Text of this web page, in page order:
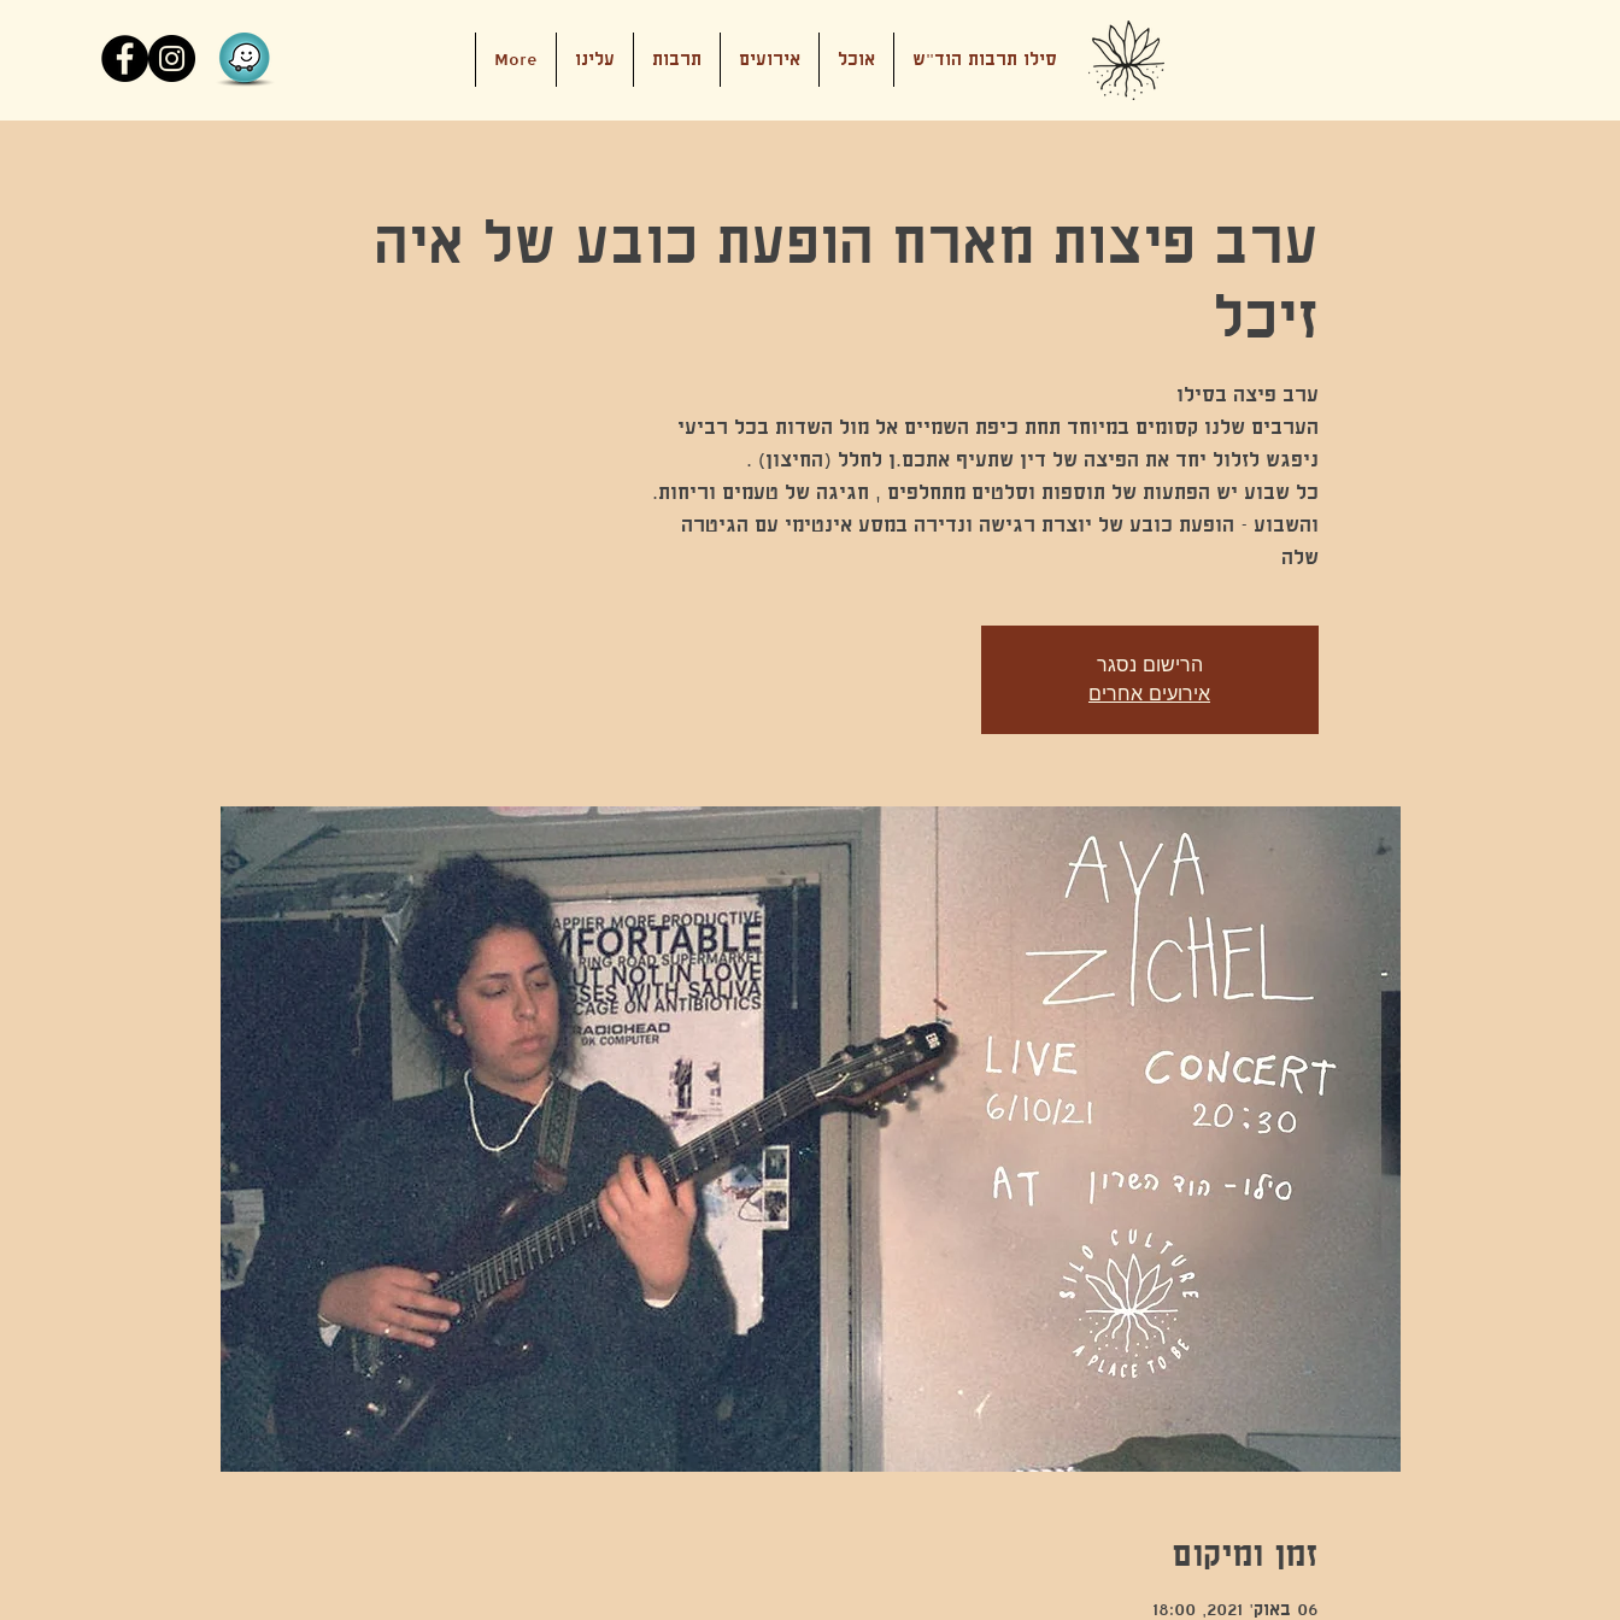
סילו תרבות הוד"ש אוכל אירועים תרבות עלינו More
ערב פיצות מארח הופעת כובע של איה
זיכל
הערבים שלנו קסומים במיוחד תחת כיפת השמיים אל מול השדות בכל רביעי
כל שבוע יש הפתעות של תוספות וסלטים מתחלפים , חגיגה של טעמים וריחות.
והשבוע - הופעת כובע של יוצרת רגישה ונדירה במסע אינטימי עם הגיטרה
שלה
הרישום נסגר
אירועים אחרים
זמן ומיקום
06 באוק׳ 2021, 18:00